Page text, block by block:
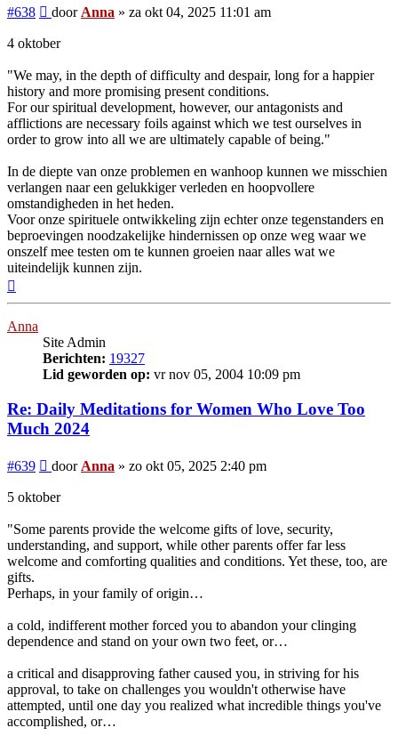
#638 Bericht
door Anna » za okt 04, 2025 11:01 am
4 oktober
"We may, in the depth of difficulty and despair, long for a happier
history and more promising present conditions.
For our spiritual development, however, our antagonists and
afflictions are necessary foils against which we test ourselves in
order to grow into all we are ultimately capable of being."
In de diepte van onze problemen en wanhoop kunnen we misschien
verlangen naar een gelukkiger verleden en hoopvollere
omstandigheden in het heden.
Voor onze spirituele ontwikkeling zijn echter onze tegenstanders en
beproevingen noodzakelijke hindernissen op onze weg waar we
onszelf mee testen om te kunnen groeien naar alles wat we
uiteindelijk kunnen zijn.
Anna
Site Admin
Berichten: 19327
Lid geworden op: vr nov 05, 2004 10:09 pm
Re: Daily Meditations for Women Who Love Too
Much 2024
#639 Bericht
door Anna » zo okt 05, 2025 2:40 pm
5 oktober
"Some parents provide the welcome gifts of love, security,
understanding, and support, while other parents offer far less
welcome and comforting qualities and conditions. Yet these, too, are
gifts.
Perhaps, in your family of origin…
a cold, indifferent mother forced you to abandon your clinging
dependence and stand on your own two feet, or…
a critical and disapproving father caused you, in striving for his
approval, to take on challenges you wouldn't otherwise have
attempted, until one day you realized what incredible things you've
accomplished, or…